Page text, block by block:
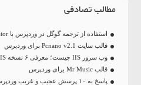
مطالب تصادفی
استفاده از ترجمه گوگل در وردپرس با Google Language Translator
قالب سایت Pcnano v2.1 برای وردپرس
وب سرور IIS چیست؛ معرفی ۶ نسخه IIS
قالب Mr Music برای وردپرس
پاسخ به ۱۰ پرسش عجیب و غریب وردپرسی